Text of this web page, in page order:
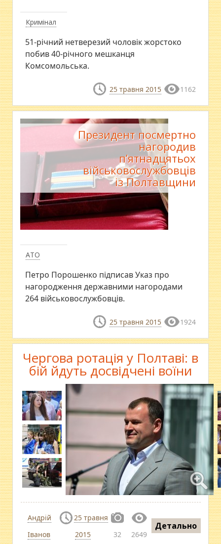
Кримінал
51-річний нетверезий чоловік жорстоко
побив 40-річного мешканця
Комсомольська.
25 травня 2015 1162
АТО
Президент посмертно
нагородив
п’ятнадцятьох
військовослужбовців
із Полтавщини
Петро Порошенко підписав Указ про
нагородження державними нагородами
264 військовослужбовців.
25 травня 2015 1924
Чергова ротація у Полтаві: в
бій йдуть досвідчені воїни
Андрій
Іванов
25 травня
2015
32 2649
Детально